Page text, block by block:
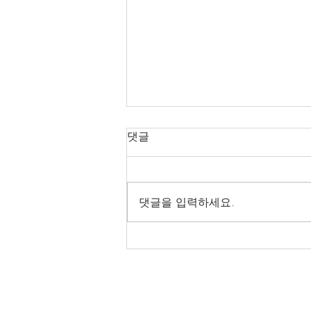
[NOVA35-130W] 대구***대
댓글
댓글을 입력하세요.